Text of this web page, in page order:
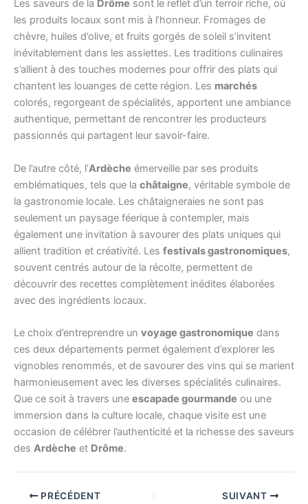
Les saveurs de la Drôme sont le reflet d’un terroir riche, où
les produits locaux sont mis à l’honneur. Fromages de
chèvre, huiles d’olive, et fruits gorgés de soleil s’invitent
inévitablement dans les assiettes. Les traditions culinaires
s’allient à des touches modernes pour offrir des plats qui
chantent les louanges de cette région. Les marchés
colorés, regorgeant de spécialités, apportent une ambiance
authentique, permettant de rencontrer les producteurs
passionnés qui partagent leur savoir-faire.
De l’autre côté, l’Ardèche émerveille par ses produits
emblématiques, tels que la châtaigne, véritable symbole de
la gastronomie locale. Les châtaigneraies ne sont pas
seulement un paysage féerique à contempler, mais
également une invitation à savourer des plats uniques qui
allient tradition et créativité. Les festivals gastronomiques,
souvent centrés autour de la récolte, permettent de
découvrir des recettes complètement inédites élaborées
avec des ingrédients locaux.
Le choix d’entreprendre un voyage gastronomique dans
ces deux départements permet également d’explorer les
vignobles renommés, et de savourer des vins qui se marient
harmonieusement avec les diverses spécialités culinaires.
Que ce soit à travers une escapade gourmande ou une
immersion dans la culture locale, chaque visite est une
occasion de célébrer l’authenticité et la richesse des saveurs
des Ardèche et Drôme.
PRÉCÉDENT SUIVANT